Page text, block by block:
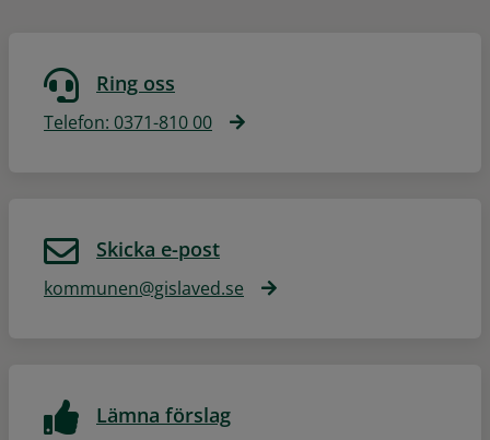
Ring oss
Telefon: 0371-810 00
Skicka e-post
kommunen@gislaved.se
Lämna förslag